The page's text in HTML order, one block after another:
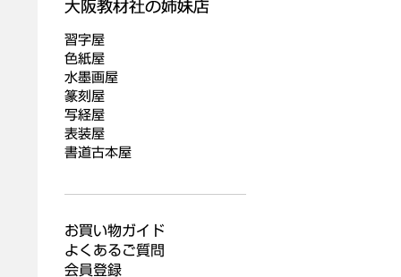
習字屋
色紙屋
水墨画屋
篆刻屋
写経屋
表装屋
書道古本屋
お買い物ガイド
よくあるご質問
会員登録